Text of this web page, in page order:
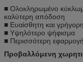
■ Ολοκληρωμένο
καλύτερη απόδοση
■ Ευαίσθητη και
■ Υψηλότερο ψήφισμα
■ Περισσότερη
Προβαλλόμενη